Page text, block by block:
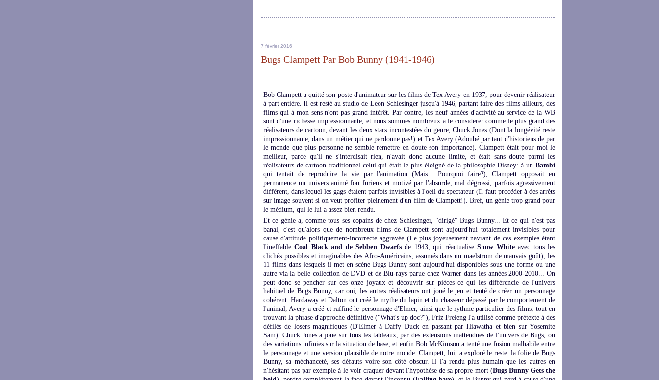
7 février 2016
Bugs Clampett Par Bob Bunny (1941-1946)
Bob Clampett a quitté son poste d'animateur sur les films de Tex Avery en 1937, pour devenir réalisateur
à part entière. Il est resté au studio de Leon Schlesinger jusqu'à 1946, partant faire des films ailleurs, des
films qui à mon sens n'ont pas grand intérêt. Par contre, les neuf années d'activité au service de la WB
sont d'une richesse impressionnante, et nous sommes nombreux à le considérer comme le plus grand des
réalisateurs de cartoon, devant les deux stars incontestées du genre, Chuck Jones (Dont la longévité reste
impressionnante, dans un métier qui ne pardonne pas!) et Tex Avery (Adoubé par tant d'historiens de par
le monde que plus personne ne semble remettre en doute son importance). Clampett était pour moi le
meilleur, parce qu'il ne s'interdisait rien, n'avait donc aucune limite, et était sans doute parmi les
réalisateurs de cartoon traditionnel celui qui était le plus éloigné de la philosophie Disney: à un Bambi
qui tentait de reproduire la vie par l'animation (Mais... Pourquoi faire?), Clampett opposait en
permanence un univers animé fou furieux et motivé par l'absurde, mal dégrossi, parfois agressivement
différent, dans lequel les gags étaient parfois invisibles à l'oeil du spectateur (Il faut procéder à des arrêts
sur image souvent si on veut profiter pleinement d'un film de Clampett!). Bref, un génie trop grand pour
le médium, qui le lui a assez bien rendu.
Et ce génie a, comme tous ses copains de chez Schlesinger, "dirigé" Bugs Bunny... Et ce qui n'est pas
banal, c'est qu'alors que de nombreux films de Clampett sont aujourd'hui totalement invisibles pour
cause d'attitude politiquement-incorrecte aggravée (Le plus joyeusement navrant de ces exemples étant
l'ineffableCoal Black and de Sebben Dwarfsde 1943, qui réactualiseSnow Whiteavec tous les
clichés possibles et imaginables des Afro-Américains, assumés dans un maelstrom de mauvais goût), les
11 films dans lesquels il met en scène Bugs Bunny sont aujourd'hui disponibles sous une forme ou une
autre via la belle collection de DVD et de Blu-rays parue chez Warner dans les années 2000-2010... On
peut donc se pencher sur ces onze joyaux et découvrir sur pièces ce qui les différencie de l'univers
habituel de Bugs Bunny, car oui, les autres réalisateurs ont joué le jeu et tenté de créer un personnage
cohérent: Hardaway et Dalton ont créé le mythe du lapin et du chasseur dépassé par le comportement de
l'animal, Avery a créé et raffiné le personnage d'Elmer, ainsi que le rythme particulier des films, tout en
trouvant la phrase d'approche définitive ("What's up doc?"), Friz Freleng l'a utilisé comme prétexte à des
défilés de losers magnifiques (D'Elmer à Daffy Duck en passant par Hiawatha et bien sur Yosemite
Sam), Chuck Jones a joué sur tous les tableaux, par des extensions inattendues de l'univers de Bugs, ou
des variations infinies sur la situation de base, et enfin Bob McKimson a tenté une fusion malhabile entre
le personnage et une version plausible de notre monde. Clampett, lui, a exploré le reste: la folie de Bugs
Bunny, sa méchanceté, ses défauts voire son côté obscur. Il l'a rendu plus humain que les autres en
n'hésitant pas par exemple à le voir craquer devant l'hypothèse de sa propre mort (Bugs Bunny Gets the